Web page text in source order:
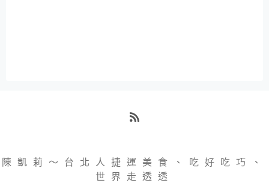
陳凱莉～台北人捷運美食、吃好吃巧、
世界走透透